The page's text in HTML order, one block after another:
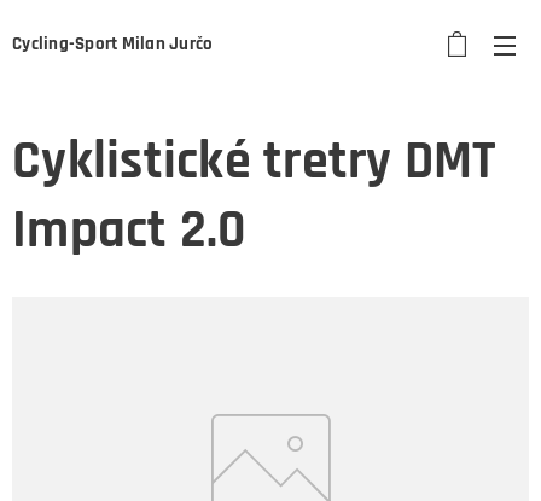
Cycling-Sport Milan Jurčo
Cyklistické tretry DMT
Impact 2.0